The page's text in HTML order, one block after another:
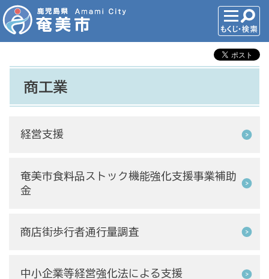
商工業
経営支援
奄美市食料品ストック機能強化支援事業補助
金
商店街歩行者通行量調査
中小企業等経営強化法による支援